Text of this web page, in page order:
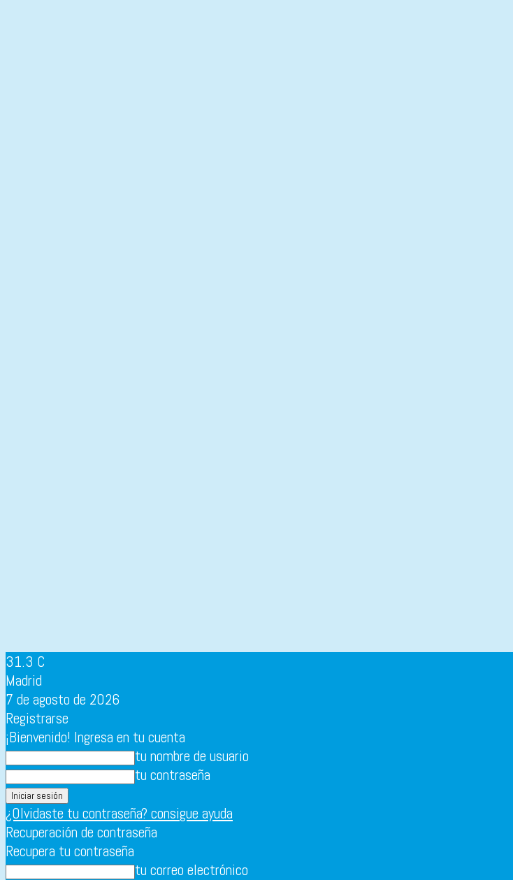
31.3 C
Madrid
7 de agosto de 2026
Registrarse
¡Bienvenido! Ingresa en tu cuenta
tu nombre de usuario
tu contraseña
¿Olvidaste tu contraseña? consigue ayuda
Recuperación de contraseña
Recupera tu contraseña
tu correo electrónico